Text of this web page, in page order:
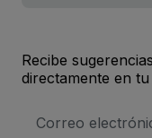
Recibe
directamente en
de